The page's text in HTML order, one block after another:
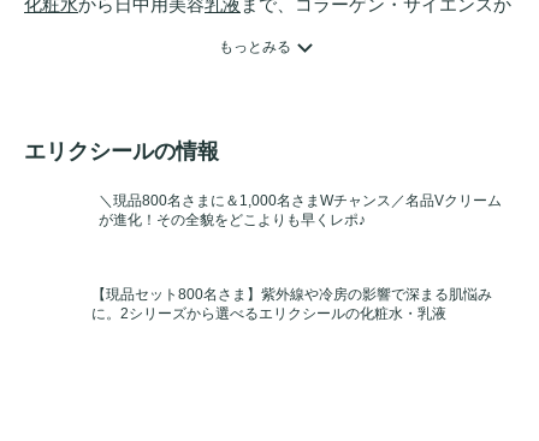
・クリアローション C II 30ml
・デーケアレボリューション C+ 5ml
・クリアエマルジョン C II 18ml
もっとみる
エリクシールの情報
＼現品800名さまに＆1,000名さまWチャンス／名品Vクリーム
が進化！その全貌をどこよりも早くレポ♪
【現品セット800名さま】紫外線や冷房の影響で深まる肌悩み
に。2シリーズから選べるエリクシールの化粧水・乳液